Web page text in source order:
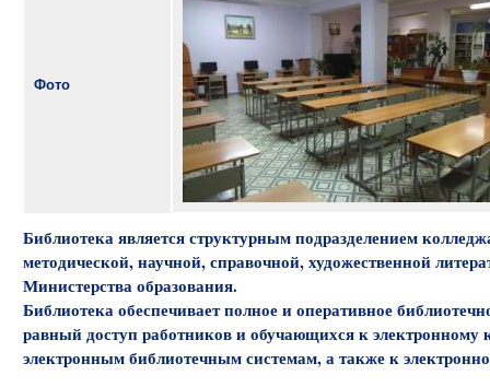
Фото
Библиотека является структурным подразделением
методической, научной, справочной, художественной
Министерства образования.
Библиотека обеспечивает полное и оперативное
равный доступ работников и обучающихся к электронному
электронным библиотечным системам, а также к